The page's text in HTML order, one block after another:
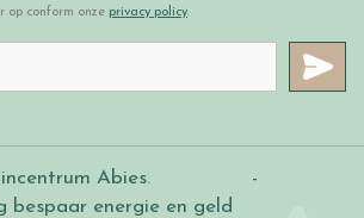
op conform onze privacy policy.
Abies.
-
bespaar energie en geld